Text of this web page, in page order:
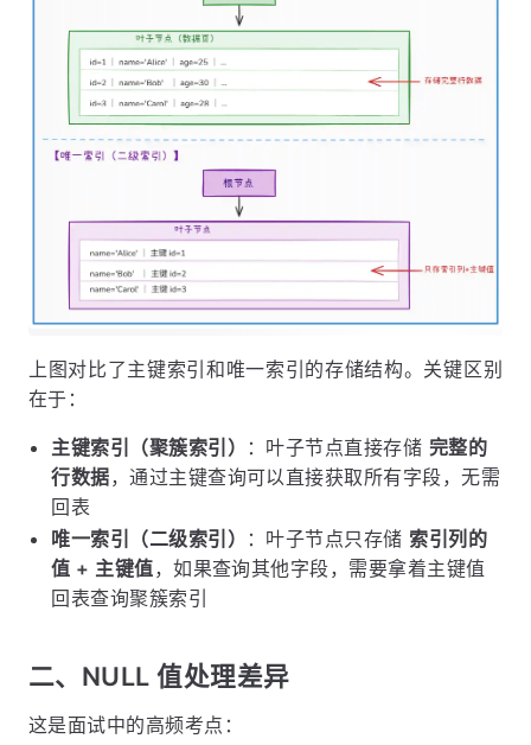
上图对比了主键索引和唯一索引的存储结构。关键区别
在于：
主键索引（聚簇索引） ：叶子节点直接存储 完整的
行数据，通过主键查询可以直接获取所有字段，无需
回表
唯一索引（二级索引）
：叶子节点只存储 索引列的
值 + 主键值，如果查询其他字段，需要拿着主键值
回表查询聚簇索引
二、NULL 值处理差异
这是面试中的高频考点：